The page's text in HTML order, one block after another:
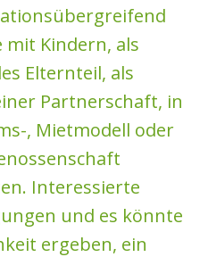
mit Kindern, als
Elternteil, als
Partnerschaft, in
, Mietmodell oder
Interessierte
und es könnte
ergeben, ein